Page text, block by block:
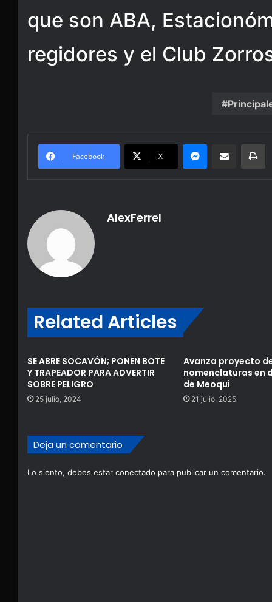
que son ABA,
regidores y el Club
Facebook X
Messenger
Share via Email
AlexFerrel
Related Articles
SE ABRE SOCAVÓN; PONEN BOTE
Y TRAPEADOR PARA ADVERTIR
SOBRE PELIGRO
25 julio, 2024
Avanza proyecto
nomenclaturas en
de Meoqui
21 julio, 2025
Deja un comentario
Lo siento, debes estar conectado para publicar un comentario.